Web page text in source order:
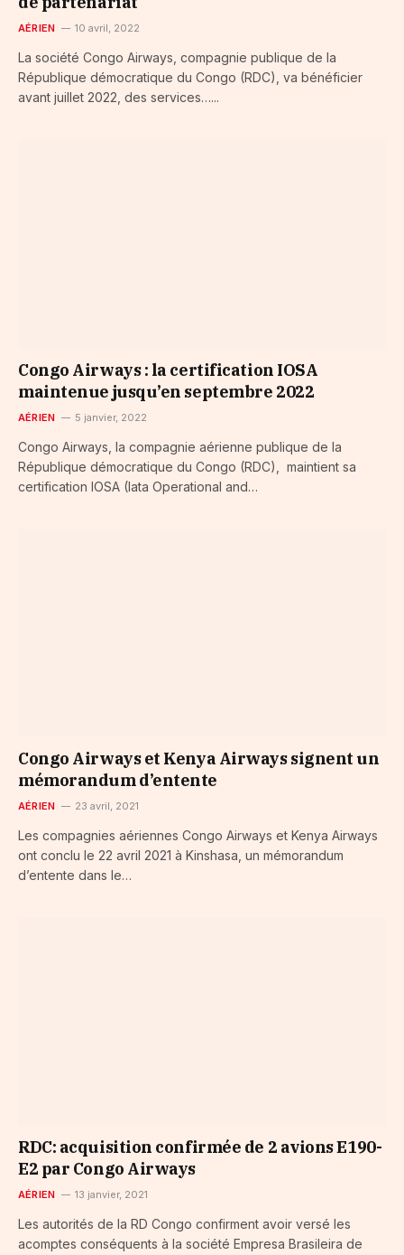
AÉRIEN 10 avril, 2022
La société Congo Airways, compagnie publique de la
République démocratique du Congo (RDC), va bénéficier
avant juillet 2022, des services…...
Congo Airways : la certification IOSA
maintenue jusqu’en septembre 2022
AÉRIEN 5 janvier, 2022
Congo Airways, la compagnie aérienne publique de la
République démocratique du Congo (RDC), maintient sa
certification IOSA (Iata Operational and…
Congo Airways et Kenya Airways signent un
mémorandum d’entente
AÉRIEN 23 avril, 2021
Les compagnies aériennes Congo Airways et Kenya Airways
ont conclu le 22 avril 2021 à Kinshasa, un mémorandum
d’entente dans le…
RDC: acquisition confirmée de 2 avions E190-
E2 par Congo Airways
AÉRIEN 13 janvier, 2021
Les autorités de la RD Congo confirment avoir versé les
acomptes conséquents à la société Empresa Brasileira de